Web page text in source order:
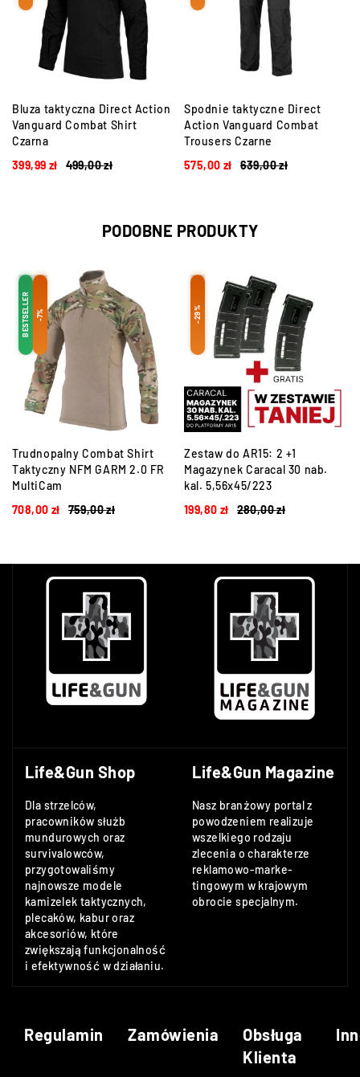
Bluza taktyczna Direct Action
Vanguard Combat Shirt
Czarna
499,00zł
399,99 zł
Spodnie taktyczne Direct
Action Vanguard Combat
Trousers Czarne
639,00zł
575,00 zł
PODOBNE PRODUKTY
BESTSELLER -7%
Trudnopalny Combat Shirt
Taktyczny NFM GARM 2.0 FR
MultiCam
759,00zł
708,00 zł
-29%
Zestaw do AR15: 2 +1
Magazynek Caracal 30 nab.
kal. 5,56x45/223
280,00zł
199,80 zł
Life&Gun Shop
Dla strzelców,
pracowników służb
mundurowych oraz
survivalowców,
przygotowaliśmy
najnowsze modele
kamizelek taktycznych,
plecaków, kabur oraz
akcesoriów, które
zwiększają funkcjonalność
i efektywność w działaniu.
Life&Gun Magazine
Nasz branżowy portal z
powodzeniem realizuje
wszelkiego rodzaju
zlecenia o charakterze
reklamowo-marke-
tingowym w krajowym
obrocie specjalnym.
Regulamin Zamówienia
Obsługa
Klienta